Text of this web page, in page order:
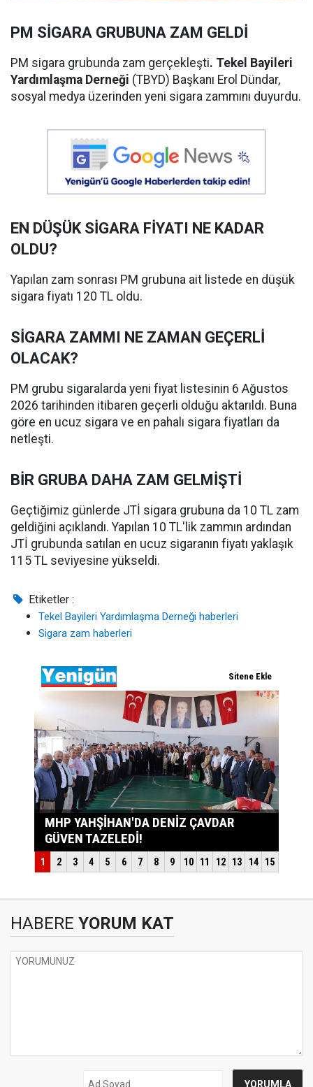
PM SİGARA GRUBUNA ZAM GELDİ
PM sigara grubunda zam gerçekleşti. Tekel Bayileri
Yardımlaşma Derneği (TBYD) Başkanı Erol Dündar,
sosyal medya üzerinden yeni sigara zammını duyurdu.
EN DÜŞÜK SİGARA FİYATI NE KADAR
OLDU?
Yapılan zam sonrası PM grubuna ait listede en düşük
sigara fiyatı 120 TL oldu.
SİGARA ZAMMI NE ZAMAN GEÇERLİ
OLACAK?
PM grubu sigaralarda yeni fiyat listesinin 6 Ağustos
2026 tarihinden itibaren geçerli olduğu aktarıldı. Buna
göre en ucuz sigara ve en pahalı sigara fiyatları da
netleşti.
BİR GRUBA DAHA ZAM GELMİŞTİ
Geçtiğimiz günlerde JTİ sigara grubuna da 10 TL zam
geldiğini açıklandı. Yapılan 10 TL'lik zammın ardından
JTİ grubunda satılan en ucuz sigaranın fiyatı yaklaşık
115 TL seviyesine yükseldi.
Etiketler :
Tekel Bayileri Yardımlaşma Derneği haberleri
Sigara zam haberleri
HABERE YORUM KAT